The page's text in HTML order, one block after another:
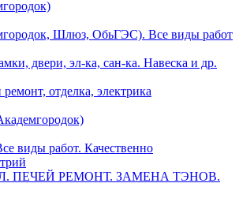
Шлюз, ОбьГЭС). Все виды работ
двери, эл-ка, сан-ка. Навеска и др.
отделка, электрика
виды работ. Качественно
ПЕЧЕЙ РЕМОНТ. ЗАМЕНА ТЭНОВ.